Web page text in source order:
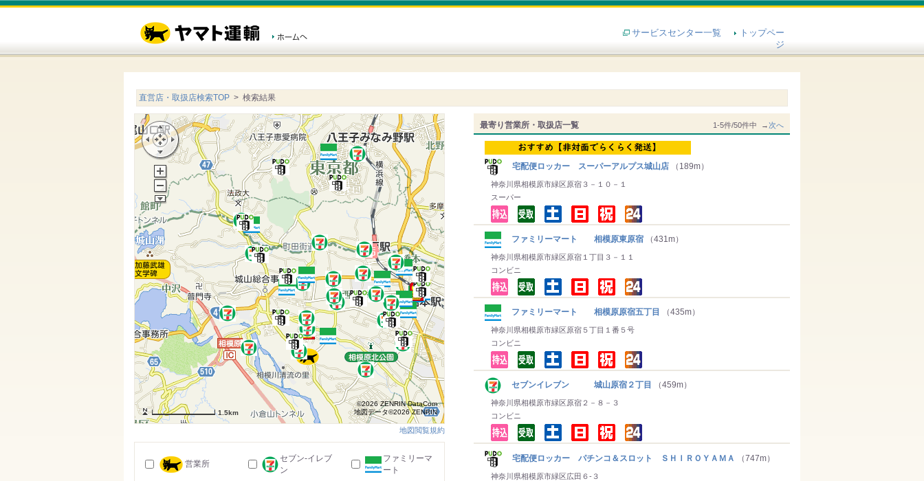
サービスセンター一覧
トップペー
ジ
直営店・取扱店検索TOP > 検索結果
最寄り営業所・取扱店一覧 1-5件/50件中 →次へ
宅配便ロッカー スーパーアルプス城山店 （189m）
神奈川県相模原市緑区原宿３－１０－１
スーパー
ファミリーマート 相模原東原宿 （431m）
神奈川県相模原市緑区原宿１丁目３－１１
コンビニ
ファミリーマート 相模原原宿五丁目 （435m）
神奈川県相模原市緑区原宿５丁目１番５号
コンビニ
セブンイレブン 城山原宿２丁目 （459m）
神奈川県相模原市緑区原宿２－８－３
コンビニ
宅配便ロッカー パチンコ＆スロット ＳＨＩＲＯＹＡＭＡ （747m）
神奈川県相模原市緑区広田６‐３
1.5km
©2026 ZENRIN DataCom
地図データ©2026 ZENRIN
地図閲覧規約
営業所
セブン-イレブ
ン
ファミリーマ
ート